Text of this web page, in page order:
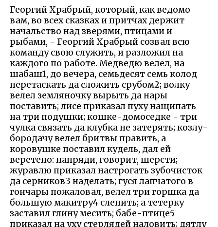
Георгий Храбрый, который, как ведомо
вам, во всех сказках и притчах держит
начальство над зверями, птицами и
рыбами, - Георгий Храбрый созвал всю
команду свою служить, и разложил на
каждого по работе. Медведю велел, на
шабаш1, до вечера, семьдесят семь колод
перетаскать да сложить срубом2; волку
велел земляночку вырыть да нары
поставить; лисе приказал пуху нащипать
на три подушки; кошке-домоседке - три
чулка связать да клубка не затерять; козлу-
бородачу велел бритвы править, а
коровушке поставил кудель, дал ей
веретено: напряди, говорит, шерсти;
журавлю приказал настрогать зубочисток
да серников3 наделать; гуся лапчатого в
гончары пожаловал, велел три горшка да
большую макитру4 слепить; а тетерку
заставил глину месить; бабе-птице5
приказал на уху стерлядей наловить; дятлу